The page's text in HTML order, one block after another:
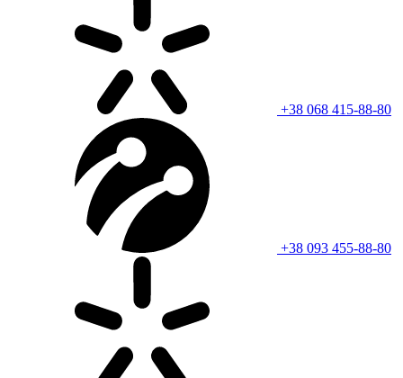
+38 068 415-88-80
+38 093 455-88-80